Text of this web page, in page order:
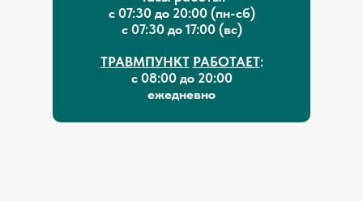
с 07:30 до 20:00 (пн-сб)
с 07:30 до 17:00 (вс)
ТРАВМПУНКТ РАБОТАЕТ:
с 08:00 до 20:00
ежедневно